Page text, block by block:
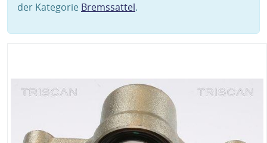
der Kategorie Bremssattel.